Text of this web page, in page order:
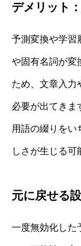
デメリット
予測変換や学習
や固有名詞が変
ため、文章入力
必要が出てきま
用語の綴りをい
しさが生じる可
元に戻せる
一度無効化した